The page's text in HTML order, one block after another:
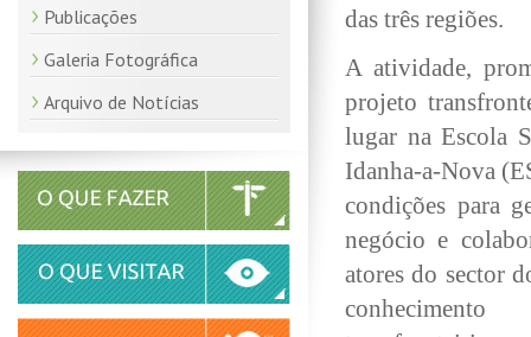
Publicações
Galeria Fotográfica
Arquivo de Notícias
das três regiões.
A atividade,
projeto
lugar na Escola
Idanha-a-Nova
condições para
negócio e
atores do sector
conhecimento